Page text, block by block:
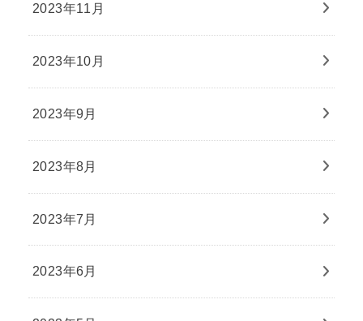
2023年11月
2023年10月
2023年9月
2023年8月
2023年7月
2023年6月